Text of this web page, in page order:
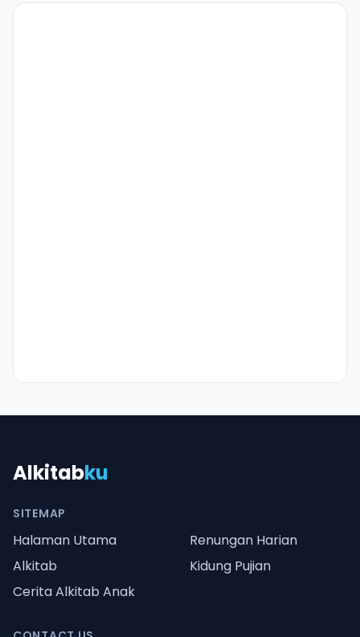
Alkitabku
SITEMAP
Halaman Utama
Renungan Harian
Alkitab
Kidung Pujian
Cerita Alkitab Anak